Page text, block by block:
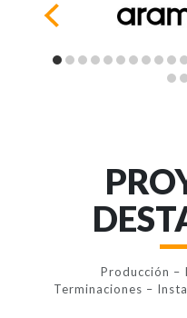
Producción –
Terminaciones –